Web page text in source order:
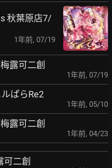
秋葉原店7/
1年前, 07/19
露可二創
1年前, 07/19
ぱらRe2
1年前, 05/10
露可二創
1年前, 04/23
可二創